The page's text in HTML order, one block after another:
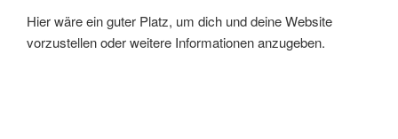
Hier wäre ein guter Platz, um dich und deine Website
vorzustellen oder weitere Informationen anzugeben.